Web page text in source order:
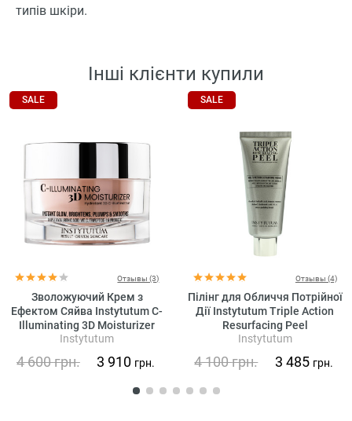
типів шкіри.
Інші клієнти купили
SALE
Отзывы (3)
Зволожуючий Крем з
Ефектом Сяйва Instytutum C-
Illuminating 3D Moisturizer
Instytutum
4 600грн. 3 910 грн.
SALE
Отзывы (4)
Пілінг для Обличчя Потрійної
Дії Instytutum Triple Action
Resurfacing Peel
Instytutum
4 100грн. 3 485 грн.